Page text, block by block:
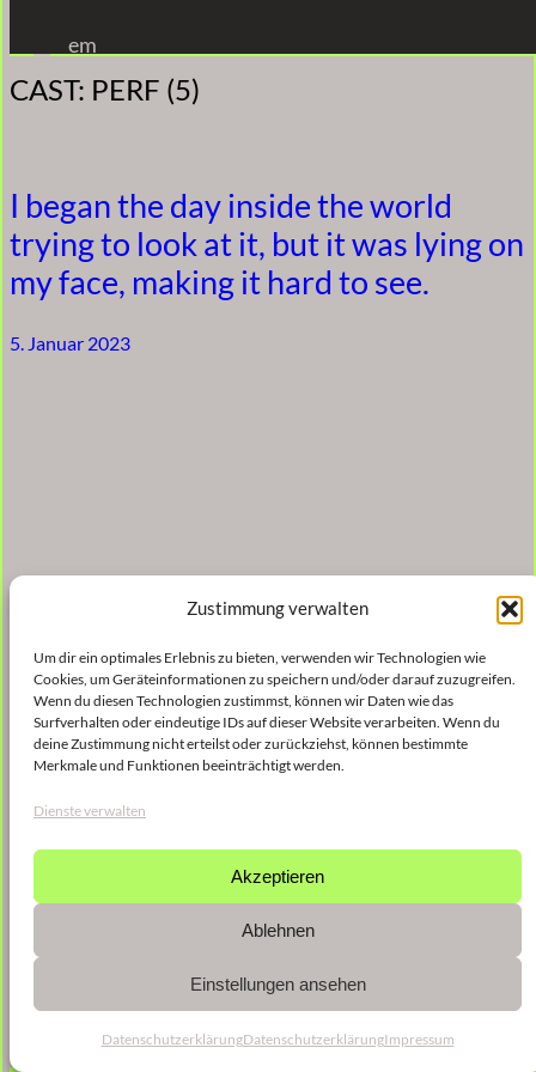
Zustimmung verwalten
Um dir ein optimales Erlebnis zu bieten, verwenden wir Technologien wie
Cookies, um Geräteinformationen zu speichern und/oder darauf zuzugreifen.
Wenn du diesen Technologien zustimmst, können wir Daten wie das
Surfverhalten oder eindeutige IDs auf dieser Website verarbeiten. Wenn du
deine Zustimmung nicht erteilst oder zurückziehst, können bestimmte
Merkmale und Funktionen beeinträchtigt werden.
Dienste verwalten
Akzeptieren
Ablehnen
Einstellungen ansehen
DatenschutzerklärungDatenschutzerklärungImpressum
Inhalt
springen
em
CAST: PERF (5)
I began the day inside the world
trying to look at it, but it was lying on
my face, making it hard to see.
5. Januar 2023